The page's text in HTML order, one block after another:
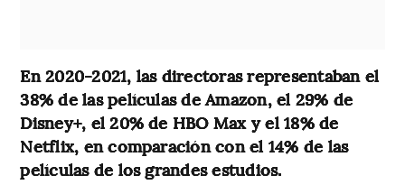
En 2020-2021, las directoras representaban el
38% de las películas de Amazon, el 29% de
Disney+, el 20% de HBO Max y el 18% de
Netflix, en comparación con el 14% de las
películas de los grandes estudios.